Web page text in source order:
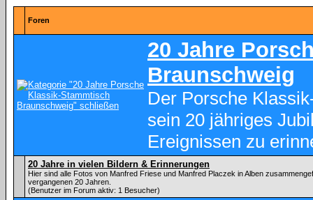
Foren
20 Jahre
Braunschweig
Der Porsche
sein 20 jähriges
Ereignissen zu
20 Jahre in vielen Bildern & Erinnerungen
Hier sind alle Fotos von Manfred Friese und Manfred Placzek in Alben
vergangenen 20 Jahren.
(Benutzer im Forum aktiv: 1 Besucher)